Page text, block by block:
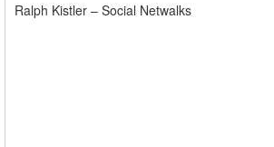
Ralph Kistler – Social Netwalks